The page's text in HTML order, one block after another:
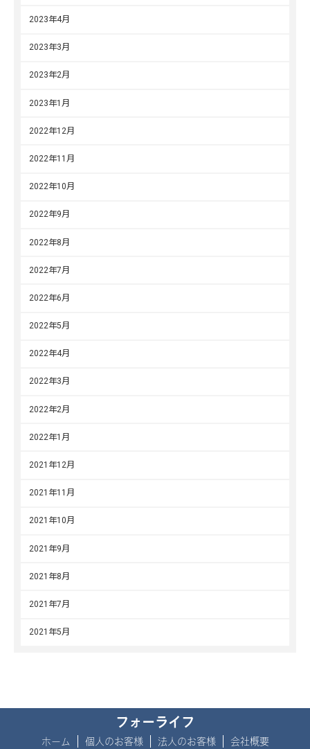
2023年4月
2023年3月
2023年2月
2023年1月
2022年12月
2022年11月
2022年10月
2022年9月
2022年8月
2022年7月
2022年6月
2022年5月
2022年4月
2022年3月
2022年2月
2022年1月
2021年12月
2021年11月
2021年10月
2021年9月
2021年8月
2021年7月
2021年5月
フォーライフ
ホーム 個人のお客様 法人のお客様 会社概要